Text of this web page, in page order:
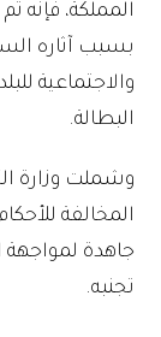
المملكة، فإنه
بسبب آثاره
والاجتماعية
البطالة.
وشملت وزارة
المخالفة
جاهدة لمواجهة
تجنبه.